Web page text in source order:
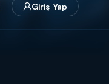
Giriş Yap